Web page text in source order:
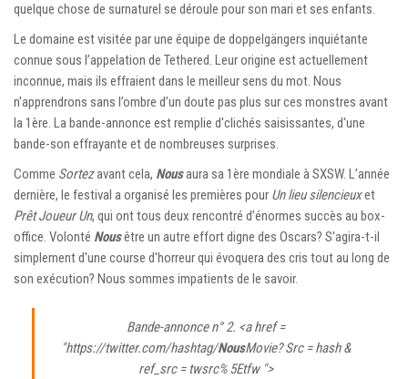
quelque chose de surnaturel se déroule pour son mari et ses enfants.
Le domaine est visitée par une équipe de doppelgängers inquiétante
connue sous l’appelation de Tethered. Leur origine est actuellement
inconnue, mais ils effraient dans le meilleur sens du mot. Nous
n'apprendrons sans l’ombre d’un doute pas plus sur ces monstres avant
la 1ère. La bande-annonce est remplie d'clichés saisissantes, d'une
bande-son effrayante et de nombreuses surprises.
Comme Sortezavant cela, Nousaura sa 1ère mondiale à SXSW. L’année
dernière, le festival a organisé les premières pour Un lieu silencieuxet
Prêt Joueur Un, qui ont tous deux rencontré d’énormes succès au box-
office. Volonté Nousêtre un autre effort digne des Oscars? S'agira-t-il
simplement d'une course d'horreur qui évoquera des cris tout au long de
son exécution? Nous sommes impatients de le savoir.
Bande-annonce n° 2. <a href =
"https://twitter.com/hashtag/NousMovie? Src = hash &
ref_src = twsrc% 5Etfw ">